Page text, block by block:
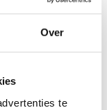
Over
te